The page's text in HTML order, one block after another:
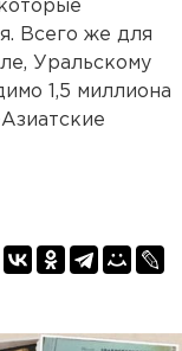
Всего же для
Уральскому
1,5 миллиона